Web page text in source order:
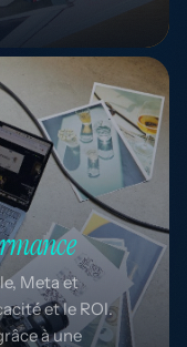
Meta et
et le ROI.
à une